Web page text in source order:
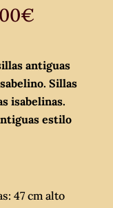
€
antiguas
Sillas
isabelinas.
estilo
47 cm alto